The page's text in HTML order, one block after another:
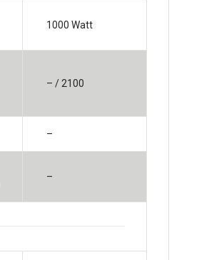
1000 Watt
– / 2100
–
–